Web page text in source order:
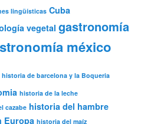
lingüísticas Cuba
vegetal gastronomía
méxico
historia de barcelona y la Boqueria
historia de la leche
cazabe historia del hambre
Europa historia del maíz